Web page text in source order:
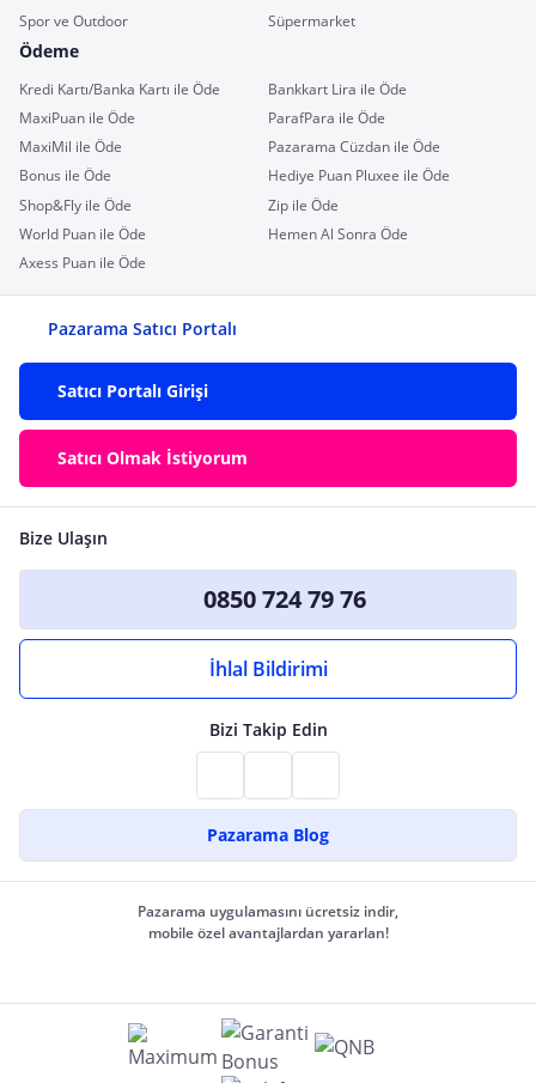
Spor ve Outdoor
Süpermarket
Ödeme
Kredi Kartı/Banka Kartı ile Öde
Bankkart Lira ile Öde
MaxiPuan ile Öde
ParafPara ile Öde
MaxiMil ile Öde
Pazarama Cüzdan ile Öde
Bonus ile Öde
Hediye Puan Pluxee ile Öde
Shop&Fly ile Öde
Zip ile Öde
World Puan ile Öde
Hemen Al Sonra Öde
Axess Puan ile Öde
Pazarama Satıcı Portalı
Satıcı Portalı Girişi
Satıcı Olmak İstiyorum
Bize Ulaşın
0850 724 79 76
İhlal Bildirimi
Bizi Takip Edin
Pazarama Blog
Pazarama uygulamasını ücretsiz indir,
mobile özel avantajlardan yararlan!